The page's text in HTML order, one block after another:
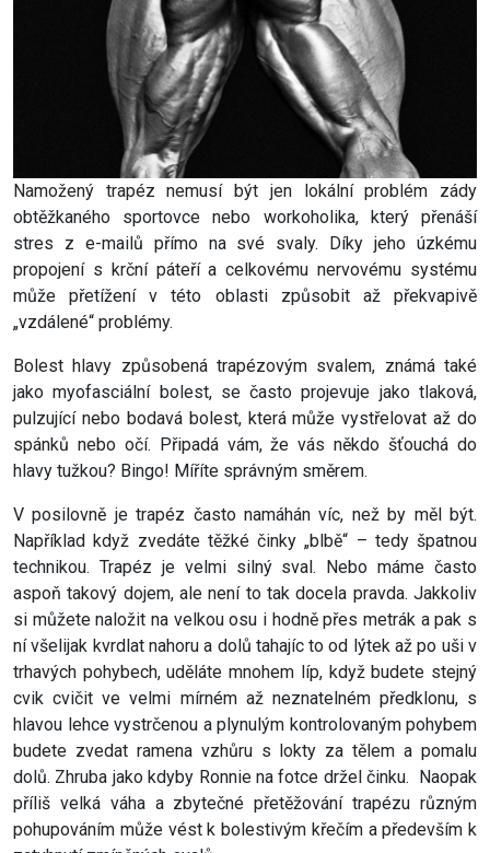
Namožený trapéz nemusí být jen lokální problém zády
obtěžkaného sportovce nebo workoholika, který přenáší
stres z e-mailů přímo na své svaly. Díky jeho úzkému
propojení s krční páteří a celkovému nervovému systému
může přetížení v této oblasti způsobit až překvapivě
„vzdálené“ problémy.
Bolest hlavy způsobená trapézovým svalem, známá také
jako myofasciální bolest, se často projevuje jako tlaková,
pulzující nebo bodavá bolest, která může vystřelovat až do
spánků nebo očí. Připadá vám, že vás někdo šťouchá do
hlavy tužkou? Bingo! Míříte správným směrem.
V posilovně je trapéz často namáhán víc, než by měl být.
Například když zvedáte těžké činky „blbě“ – tedy špatnou
technikou. Trapéz je velmi silný sval. Nebo máme často
aspoň takový dojem, ale není to tak docela pravda. Jakkoliv
si můžete naložit na velkou osu i hodně přes metrák a pak s
ní všelijak kvrdlat nahoru a dolů tahajíc to od lýtek až po uši v
trhavých pohybech, uděláte mnohem líp, když budete stejný
cvik cvičit ve velmi mírném až neznatelném předklonu, s
hlavou lehce vystrčenou a plynulým kontrolovaným pohybem
budete zvedat ramena vzhůru s lokty za tělem a pomalu
dolů. Zhruba jako kdyby Ronnie na fotce držel činku. Naopak
příliš velká váha a zbytečné přetěžování trapézu různým
pohupováním může vést k bolestivým křečím a především k